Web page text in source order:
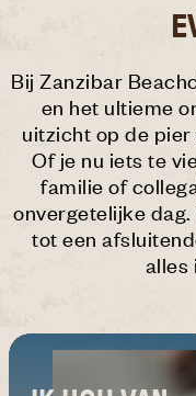
Bij Zanzibar
en het ultieme
uitzicht op de pier
Of je nu iets te
familie of
onvergetelijke
tot een
alles